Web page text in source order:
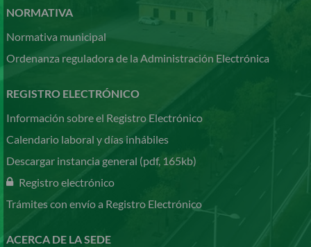
NORMATIVA
Normativa municipal
Ordenanza reguladora de la Administración Electrónica
REGISTRO ELECTRÓNICO
Información sobre el Registro Electrónico
Calendario laboral y días inhábiles
Descargar instancia general (pdf, 165kb)
Registro electrónico
Trámites con envío a Registro Electrónico
ACERCA DE LA SEDE